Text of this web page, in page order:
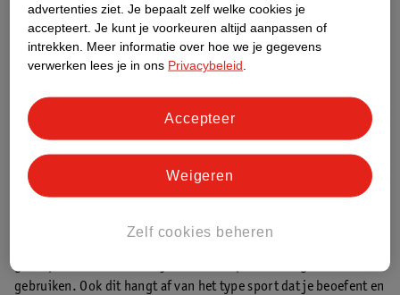
Mass Gainer:combinatie van eiwitten (20 gram) en
koolhydraten (24 gram) per portie, voor als je extra energie
dierlijke ingrediënten. Met 23 gram eiwit per portie een
volwaardig plantaardig alternatief.
Clear Whey:frisse drank met 21 gram eiwit per portie, in de
smaken lemon en ice tea. Ideaal als je liever iets lichts en
fruitigs drinkt in plaats van een romige shake.
gebruiken. Ook dit hangt af van het type sport dat je beoefent en
advertenties ziet. Je bepaalt zelf welke cookies je
accepteert. Je kunt je voorkeuren altijd aanpassen of
intrekken.
Meer informatie over hoe we je gegevens
verwerken lees je in ons Privacybeleid
Zelf cookies beheren
Weigeren
Accepteer